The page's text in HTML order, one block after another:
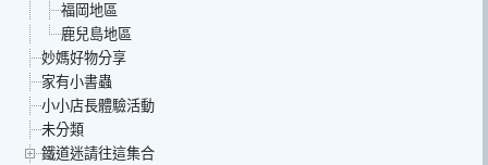
福岡地區
鹿兒島地區
妙媽好物分享
家有小書蟲
小小店長體驗活動
未分類
鐵道迷請往這集合